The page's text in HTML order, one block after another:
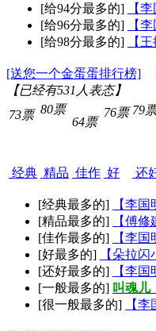
[给94分最多的]
【
[给96分最多的]
【
[给98分最多的]
【
[送您一个金蛋蛋排行榜]
【已经有531人表态】
73票
经典
80票
精品
64票
佳作
76票
好
79
还
[经典最多的]
【李
[精品最多的]
【傅
[佳作最多的]
【李
[好最多的]
【朵拉
[还好最多的]
【李
[一般最多的] 叫魂儿
[很一般最多的]
【